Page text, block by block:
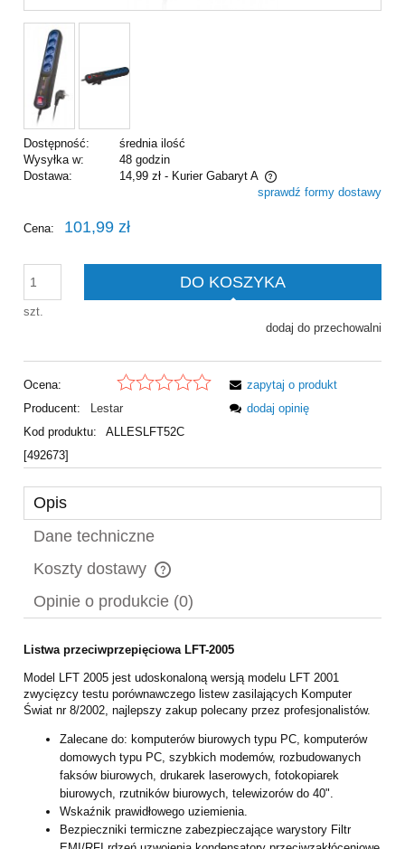
Dostępność:
średnia ilość
Wysyłka w:
48 godzin
Dostawa:
14,99 zł - Kurier Gabaryt A
Cena nie zawiera ewentualnych kosztów płatnościsprawdź formy dostawy
Cena: 101,99 zł
szt.
DO KOSZYKA
dodaj do przechowalni
Ocena:
Producent:
Lestar
Kod produktu:
ALLESLFT52C
[492673]
zapytaj o produkt
dodaj opinię
Opis
Dane techniczne
Koszty dostawy
Cena nie zawiera ewentualnych kosztów płatności
Opinie o produkcie (0)
Listwa przeciwprzepięciowa LFT-2005
Model LFT 2005 jest udoskonaloną wersją modelu LFT 2001
zwycięzcy testu porównawczego listew zasilających Komputer
Świat nr 8/2002, najlepszy zakup polecany przez profesjonalistów.
Zalecane do: komputerów biurowych typu PC, komputerów
domowych typu PC, szybkich modemów, rozbudowanych
faksów biurowych, drukarek laserowych, fotokopiarek
biurowych, rzutników biurowych, telewizorów do 40".
Wskaźnik prawidłowego uziemienia.
Bezpieczniki termiczne zabezpieczające warystory Filtr